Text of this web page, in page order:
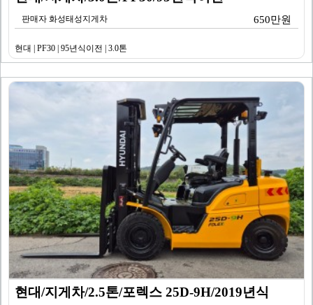
판매자 화성태성지게차 650만원
현대 | PF30 | 95년식이전 | 3.0톤
현대/지게차/2.5톤/포렉스 25D-9H/2019년식